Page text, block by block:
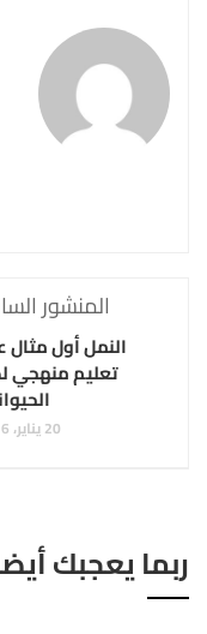
المنشور
النمل أول مثال
تعليم منهجي
20 يناير، 2016
ربما يعجبك